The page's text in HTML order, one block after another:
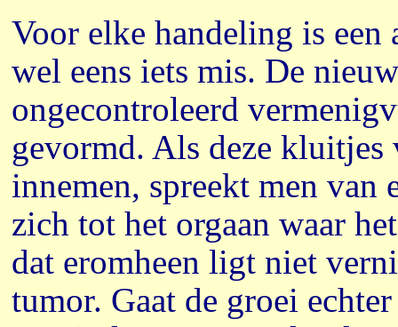
Voor elke handeling is een
wel eens iets mis. De
ongecontroleerd
gevormd. Als deze kluitjes
innemen, spreekt men van
zich tot het orgaan waar
dat eromheen ligt niet
tumor. Gaat de groei